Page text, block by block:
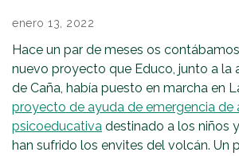
enero 13, 2022
Hace un par de meses os
nuevo proyecto que Educo, junto a la
de Caña, había puesto en marcha en
proyecto de ayuda de emergencia de
psicoeducativa destinado a los niños
han sufrido los envites del volcán. Un